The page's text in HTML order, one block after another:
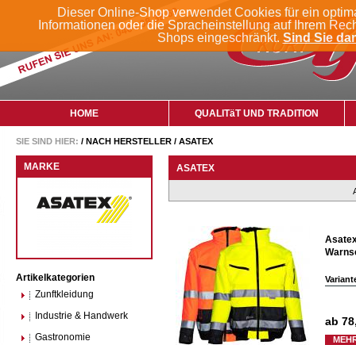
Dieser Online-Shop verwendet Cookies für ein
Informationen oder die Spracheinstellung auf Ihrem
Shops eingeschränkt. Sind Sie
HOME QUALITäT UND TRADITION
SIE SIND HIER: / NACH HERSTELLER / ASATEX
MARKE
Artikelkategorien
Zunftkleidung
Industrie & Handwerk
Gastronomie
ASATEX
ab